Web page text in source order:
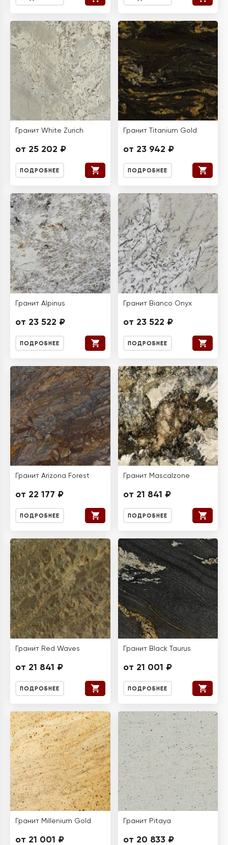
Гранит White Zurich
от 25 202 ₽
ПОДРОБНЕЕ
Гранит Titanium Gold
от 23 942 ₽
ПОДРОБНЕЕ
Гранит Alpinus
от 23 522 ₽
ПОДРОБНЕЕ
Гранит Bianco Onyx
от 23 522 ₽
ПОДРОБНЕЕ
Гранит Arizona Forest
от 22 177 ₽
ПОДРОБНЕЕ
Гранит Mascalzone
от 21 841 ₽
ПОДРОБНЕЕ
Гранит Red Waves
от 21 841 ₽
ПОДРОБНЕЕ
Гранит Black Taurus
от 21 001 ₽
ПОДРОБНЕЕ
Гранит Millenium Gold
от 21 001 ₽
Гранит Pitaya
от 20 833 ₽